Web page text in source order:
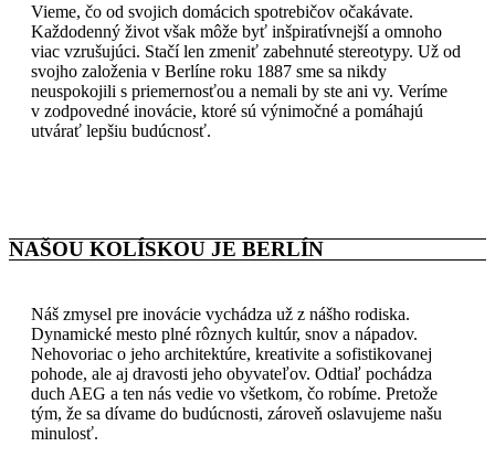
Vieme, čo od svojich domácich spotrebičov očakávate.
Každodenný život však môže byť inšpiratívnejší a omnoho
viac vzrušujúci. Stačí len zmeniť zabehnuté stereotypy. Už od
svojho založenia v Berlíne roku 1887 sme sa nikdy
neuspokojili s priemernosťou a nemali by ste ani vy. Veríme
v zodpovedné inovácie, ktoré sú výnimočné a pomáhajú
utvárať lepšiu budúcnosť.
NAŠOU KOLÍSKOU JE BERLÍN
Náš zmysel pre inovácie vychádza už z nášho rodiska.
Dynamické mesto plné rôznych kultúr, snov a nápadov.
Nehovoriac o jeho architektúre, kreativite a sofistikovanej
pohode, ale aj dravosti jeho obyvateľov. Odtiaľ pochádza
duch AEG a ten nás vedie vo všetkom, čo robíme. Pretože
tým, že sa dívame do budúcnosti, zároveň oslavujeme našu
minulosť.